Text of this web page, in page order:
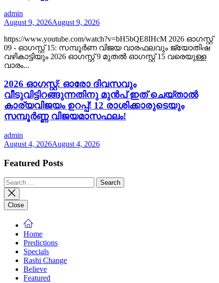
admin
August 9, 2026August 9, 2026
https://www.youtube.com/watch?v=bH5bQE8IHcM 2026 ഓഗസ്റ്റ്
09 - ഓഗസ്റ്റ് 15: സമ്പൂർണ വിജയ വാരഫലവും ജ്യോതിഷ
വഴികാട്ടിയും 2026 ഓഗസ്റ്റ് 9 മുതൽ ഓഗസ്റ്റ് 15 വരെയുള്ള
വാരം...
2026 ഓഗസ്റ്റ്: ഓരോ ദിവസവും
വീടുവിട്ടിറങ്ങുന്നതിനു മുൻപ് ഇത് ചെയ്താൽ
കാര്യവിജയം ഉറപ്പ്! 12 രാശിക്കാരുടെയും
സമ്പൂർണ്ണ വിജയമാസഫലം!
admin
August 4, 2026August 4, 2026
Featured Posts
Search
for:
Close
Home
Predictions
Specials
Rashi Change
Believe
Featured